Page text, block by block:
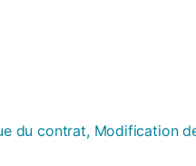
du contrat, Modification